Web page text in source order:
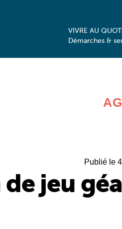
VIVRE AU
Démarches &
Publié le
jeu